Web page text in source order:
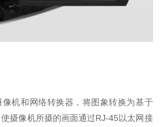
机和网络转换器，将图象转换为基于
摄像机所摄的画面通过RJ-45以太网接